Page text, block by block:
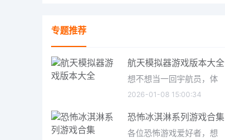
专题推荐
航天模拟器游戏版本大全
想不想当一回宇航员，体
2026-01-08 15:00:34
恐怖冰淇淋系列游戏合集
各位恐怖游戏爱好者，想